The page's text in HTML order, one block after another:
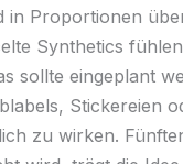
in Proportionen
Synthetics
sollte eingeplant
Stickereien
zu wirken.